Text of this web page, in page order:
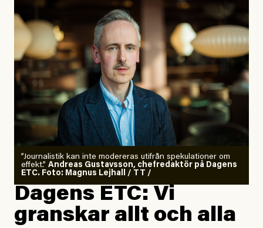
”Journalistik kan inte modereras utifrån spekulationer om
effekt.” Andreas Gustavsson, chefredaktör på Dagens
ETC. Foto: Magnus Lejhall / TT /
Dagens ETC: Vi
granskar allt och alla